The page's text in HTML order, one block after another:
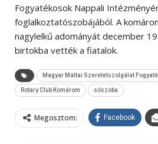
Fogyatékosok Nappali
foglalkoztatószobájából. A
nagylelkű adományát december
birtokba vették a fiatalok.
Magyar Máltai Szeretetszolgálat
Rotary Club Komárom sószoba
Megosztom: Facebook